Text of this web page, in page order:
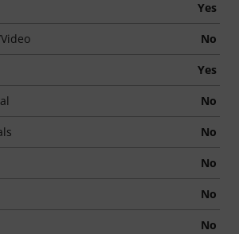
Yes
No
Yes
No
No
No
No
No